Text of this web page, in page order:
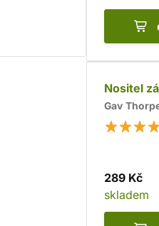
Nositel
Gav
289 Kč
skladem